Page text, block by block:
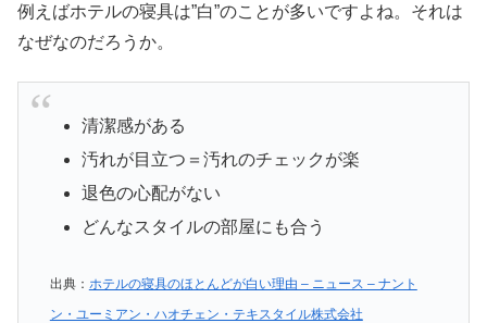
例えばホテルの寝具は”白”のことが多いですよね。それは
なぜなのだろうか。
清潔感がある
汚れが目立つ＝汚れのチェックが楽
退色の心配がない
どんなスタイルの部屋にも合う
出典： ホテルの寝具のほとんどが白い理由 – ニュース – ナント
ン・ユーミアン・ハオチェン・テキスタイル株式会社